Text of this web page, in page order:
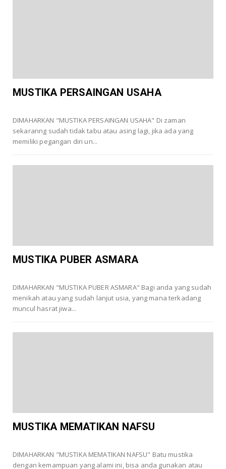
MUSTIKA PERSAINGAN USAHA
DIMAHARKAN "MUSTIKA PERSAINGAN USAHA" Di zaman
sekaranng sudah tidak tabu atau asing lagi, jika ada yang
memiliki pegangan diri un...
MUSTIKA PUBER ASMARA
DIMAHARKAN "MUSTIKA PUBER ASMARA" Bagi anda yang sudah
menikah atau yang sudah lanjut usia, yang mana terkadang
muncul hasrat jiwa...
MUSTIKA MEMATIKAN NAFSU
DIMAHARKAN "MUSTIKA MEMATIKAN NAFSU" Batu mustika
dengan kemampuan yang alami ini, bisa anda gunakan atau